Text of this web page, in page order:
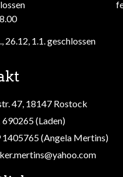
26.12, 1.1. geschlossen
47, 18147 Rostock
(Laden)
1405765 (Angela Mertins)